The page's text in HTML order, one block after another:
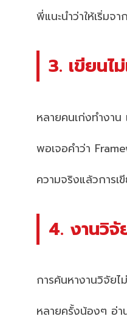
พี่แนะนำว่าให้เริ่มจ
3. เขียนไ
หลายคนเก่งทำงาน
พอเจอคำว่า
ความจริงแล้วการ
4. งานวิจั
การค้นหางานวิจัยไ
หลายครั้งน้องๆ อ่า